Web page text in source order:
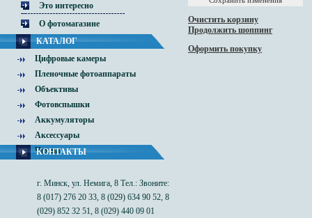
Это интересно
О фотомагазине
КАТАЛОГ
Цифровые камеры
Пленочные фотоаппараты
Объективы
Фотовспышки
Аккумуляторы
Аксессуары
Чехлы
КОНТАКТЫ
г. Минск, ул. Немига, 8 Тел.: Звоните:
8 (017) 276 20 33, 8 (029) 634 90 52, 8
(029) 852 32 51, 8 (029) 440 09 01
Очистить корзину
Продолжить шоппинг
Оформить покупку